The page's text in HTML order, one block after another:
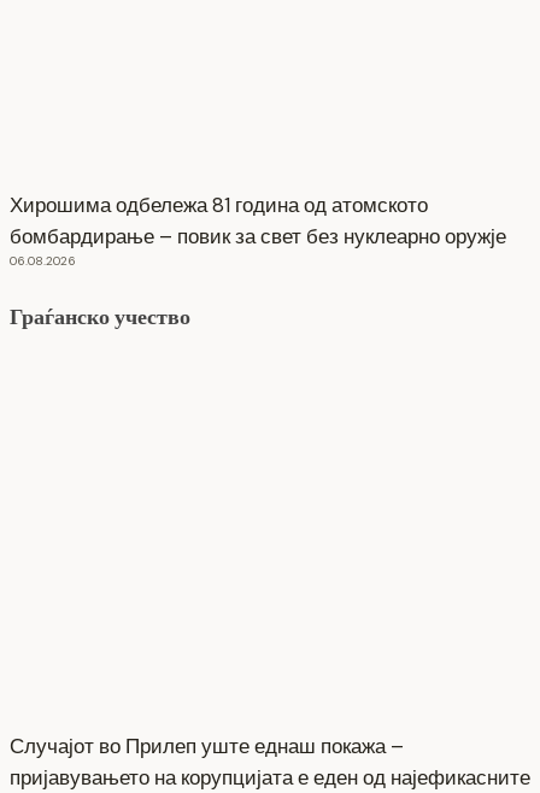
Хирошима одбележа 81 година од атомското
бомбардирање – повик за свет без нуклеарно оружје
06.08.2026
Граѓанско учество
Случајот во Прилеп уште еднаш покажа –
пријавувањето на корупцијата е еден од најефикасните